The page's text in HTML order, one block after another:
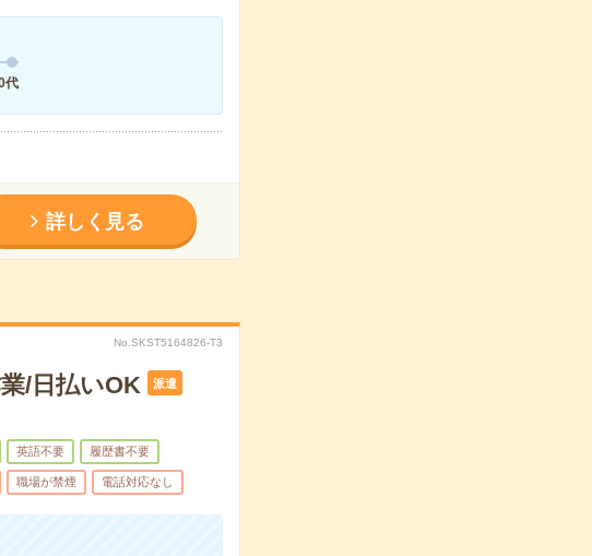
代
詳しく見る
No.SKST5164826-T3
/日払いOK 派遣
英語不要 履歴書不要
職場が禁煙 電話対応なし